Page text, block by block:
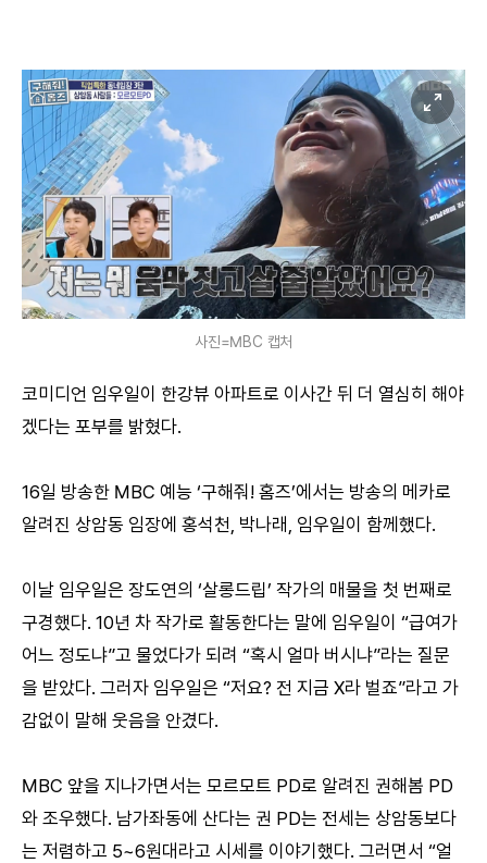
사진=MBC 캡처
코미디언 임우일이 한강뷰 아파트로 이사간 뒤 더 열심히 해야
겠다는 포부를 밝혔다.
16일 방송한 MBC 예능 ‘구해줘! 홈즈’에서는 방송의 메카로
알려진 상암동 임장에 홍석천, 박나래, 임우일이 함께했다.
이날 임우일은 장도연의 ‘살롱드립’ 작가의 매물을 첫 번째로
구경했다. 10년 차 작가로 활동한다는 말에 임우일이 “급여가
어느 정도냐”고 물었다가 되려 “혹시 얼마 버시냐”라는 질문
을 받았다. 그러자 임우일은 “저요? 전 지금 X라 벌죠”라고 가
감없이 말해 웃음을 안겼다.
MBC 앞을 지나가면서는 모르모트 PD로 알려진 권해봄 PD
와 조우했다. 남가좌동에 산다는 권 PD는 전세는 상암동보다
는 저렴하고 5~6원대라고 시세를 이야기했다. 그러면서 “얼